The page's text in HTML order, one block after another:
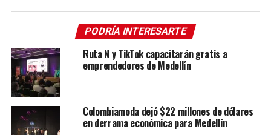
PODRÍA INTERESARTE
Ruta N y TikTok capacitarán gratis a
emprendedores de Medellín
Colombiamoda dejó $22 millones de dólares
en derrama económica para Medellín